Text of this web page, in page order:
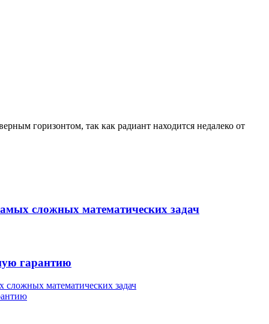
горизонтом, так как радиант находится недалеко от
сложных математических задач
гарантию
сложных математических задач